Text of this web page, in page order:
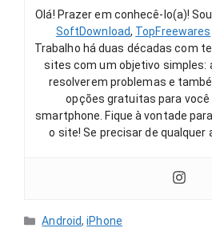
Olá! Prazer em conhecê-lo(a)!
SoftDownload, TopFreewares
Trabalho há duas décadas com
sites com um objetivo simples:
resolverem problemas e
opções gratuitas para você
smartphone. Fique à vontade
o site! Se precisar de qualquer
Categorias
Android,iPhone